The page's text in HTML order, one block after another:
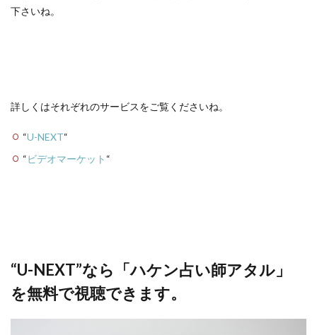
下さいね。
詳しくはそれぞれのサービスをご覧くださいね。
“U-NEXT“
“ビデオマーケット “
“U-NEXT”なら「ハケン占い師アタル」
を無料で視聴できます。